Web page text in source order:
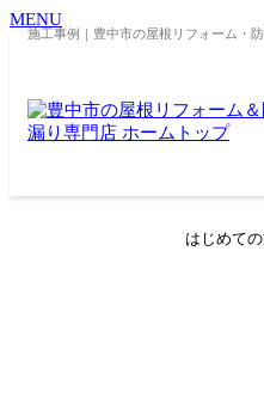
施工事例｜豊中市の屋根リフォーム・
MENU
はじめて